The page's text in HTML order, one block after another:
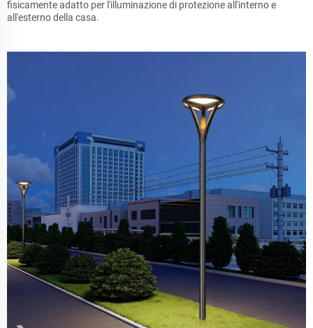
fisicamente adatto per l'illuminazione di protezione all'interno e
all'esterno della casa.